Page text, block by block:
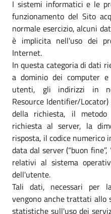
I sistemi informatici e le
funzionamento del Sito
normale esercizio, alcuni
è implicita nell'uso dei
Internet.
In questa categoria di dati
a dominio dei computer
utenti, gli indirizzi in
Resource Identifier/
della richiesta, il
richiesta al server, la
risposta, il codice numerico
data dal server (“buon
relativi al sistema
dell'utente.
Tali dati, necessari per
vengono anche trattati allo
statistiche sull'uso dei